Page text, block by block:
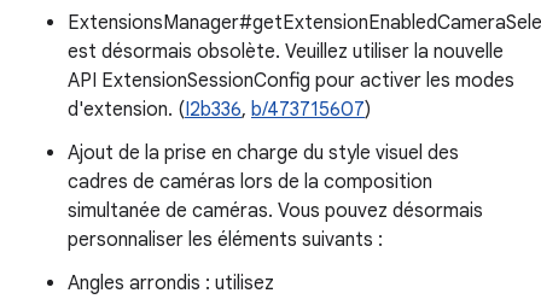
est désormais obsolète. Veuillez utiliser la nouvelle
API ExtensionSessionConfig pour activer les modes
d'extension. (I2b336, b/473715607)
Ajout de la prise en charge du style visuel des
cadres de caméras lors de la composition
simultanée de caméras. Vous pouvez désormais
personnaliser les éléments suivants :
Angles arrondis : utilisez